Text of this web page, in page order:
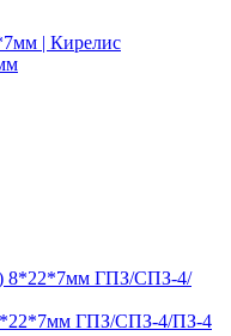
ГПЗ/СПЗ-4/ПЗ-4